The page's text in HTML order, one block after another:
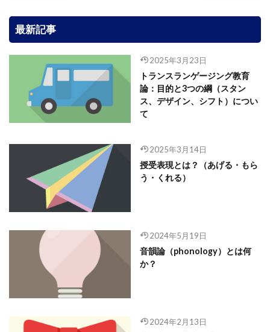
最新記事
2025年3月23日
トランスランゲージング教育
論：目的と3つの綱（スタン
ス、デザイン、シフト）につい
て
2025年3月14日
授受表現とは？（あげる・もら
う・くれる）
2024年5月19日
音韻論（phonology）とは何
か？
2024年2月13日